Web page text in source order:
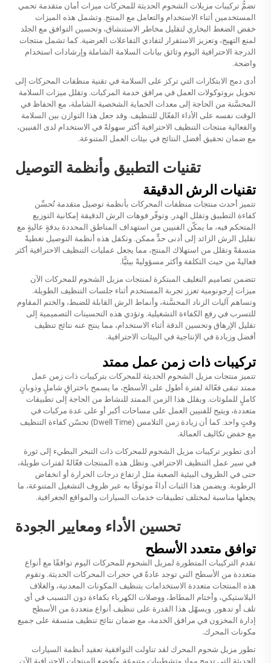
تضمُّ تركيبات مزيلات الشحوم الحديثة للمحركات ميزات أمان متقدمة تحمي
المستخدمين أثناء الاستخدام والتعامل مع المنتج. وتشمل هذه الميزات
خفض الضغط البخاري لتقليل مخاطر الاستنشاق، وتحسين التوافق مع الجلد
لمنع التهيج، وتعزيز الاستقرار لتفادي التفاعلات العرضية. كما تشمل منتجات
الدرجة الاحترافية اليوم وثائق بيانات السلامة الشاملة وإرشادات استخدام
واضحة.
أدى دمج الابتكارات التي تركز على السلامة في تقنية منظفات المحركات إلى
تحويل بروتوكولات العمل في مرافق خدمة المركبات. وتقلل ميزات السلامة
المحسَّنة من الحاجة إلى معدات الحماية الشخصية الشاملة، مع الحفاظ في
الوقت نفسه على الأداء الفعّال للتنظيف. وقد جعل هذا التوازن بين السلامة
والفعالية منتجات التنظيف الاحترافية أكثر سهولةً في الاستخدام لدى الفنيين،
مع ضمان تحقيق أفضل النتائج في بيئات العمل المتنوعة.
تقنيات التطبيق وأنظمة التوصيل
تقنيات الرش الدقيقة
تتميز أحدث منتجات منظفات المحركات بأنظمة توصيل متقدمة تُحسِّن
كفاءة التطبيق وتقلل الهدر. وتوفّر فوهات الرش الدقيقة إمكانية التوزيع
المتحكم فيه، ما يمكّن الفنيين من استهداف المناطق المحددة بدقةٍ عاليةٍ مع
تقليل الرش الزائد إلى أدنى حدٍّ ممكن. وتكفل هذه أنظمة التوصيل تغطيةً
متسقةً وتقلل من استهلاك المنتج، مما يجعل عمليات التنظيف الاحترافية أكثر
فعاليةً من حيث التكلفة وأكثر مسؤوليةً بيئيًّا.
تتضمن تصاميم التغليف المبتكرة لمنتجات مزيل الشحوم للمحركات الآن
ميزات إرجونومية تعزز تجربة المستخدم أثناء جلسات التنظيف الطويلة.
وتساهم آليات الزناد المحسَّنة، وأنماط الرش القابلة للضبط، والختم المقاوم
للتسرب في رفع الكفاءة التشغيلية. وتؤدي هذه التحسينات التصميمية إلى
تقليل الإرهاق وتحسين الدقة أثناء الاستخدام، مما ينتج عنه نتائج تنظيف
أفضل وزيادة في الإنتاجية في البيئات الاحترافية.
تركيبات ذات زمن عمل ممتد
تتميز منتجات مزيل الشحوم الحديثة للمحركات بتركيبات ذات زمن عمل
ممتد تبقى فعّالة لفترة أطول على الأسطح، ما يسمح باختراقٍ شاملٍ وذوبانٍ
كاملٍ للملوثات. ويقلل هذا الزمن الممتد للنشاط من الحاجة إلى تطبيقات
متعددة، ويتيح للفنيين العمل على مساحات أكبر أو على عدة مركبات في
وقتٍ واحد. كما أن زيادة زمن التلامس (Dwell Time) تحسّن كفاءة التنظيف
مع خفض تكاليف العمالة.
أدى تطوير تركيبات مزيل الشحوم للمحركات ذات التبخر البطيء إلى ثورة
في سير عمل التنظيف الاحترافي. وتظل هذه المنتجات فعّالةً لفترات طويلة،
حتى في الظروف البيئية الصعبة مثل ارتفاع درجات الحرارة أو انخفاض
الرطوبة. ويضمن هذا الثبات أداءً موثوقًا به عبر ظروف التشغيل المتنوعة، ما
يجعلها مناسبة لمختلف تطبيقات خدمات السيارات والمواقع الجغرافية.
تحسين الأداء ومعايير الجودة
توافق متعدد الأسطح
تقدم التركيبات المتطورة لمزيل الشحوم للمحركات اليوم توافقًا مع أنواع
متعددة من الأسطح التي توجد عادةً في حجرات المحركات الحديثة. وتقوم
هذه المنتجات متعددة الاستخدامات بتنظيف المكونات المعدنية، والغلاف
البلاستيكي، وأختام المطاط، ووصلات الكهرباء بكفاءة دون التسبب في أي
تلف أو تدهور. ويسهّل هذا القدرة على تنظيف أنواع متعددة من الأسطح
إدارة المخزون في مرافق الخدمة، مع ضمان نتائج تنظيف متسقة على جميع
مكونات المحرك.
تطور مزيل شحوم المحرك لقد تناولت التوافقية تعقيد أنظمة السيارات
الحديثة التي تدمج مواد وتشطيبات متنوعة. وتُخضع المنتجات الاحترافية الآن